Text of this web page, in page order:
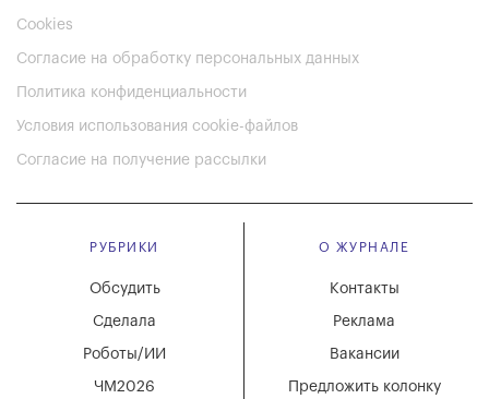
Cookies
Согласие на обработку персональных данных
Политика конфиденциальности
Условия использования cookie-файлов
Согласие на получение рассылки
РУБРИКИ
Обсудить
Сделала
Роботы/ИИ
ЧМ2026
О ЖУРНАЛЕ
Вакансии
Реклама
Контакты
Предложить колонку